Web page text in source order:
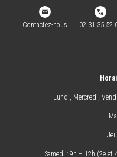
Contactez-nous 02 31 35 52
Lundi, Mercredi,
Samedi : 9h – 12h (2e